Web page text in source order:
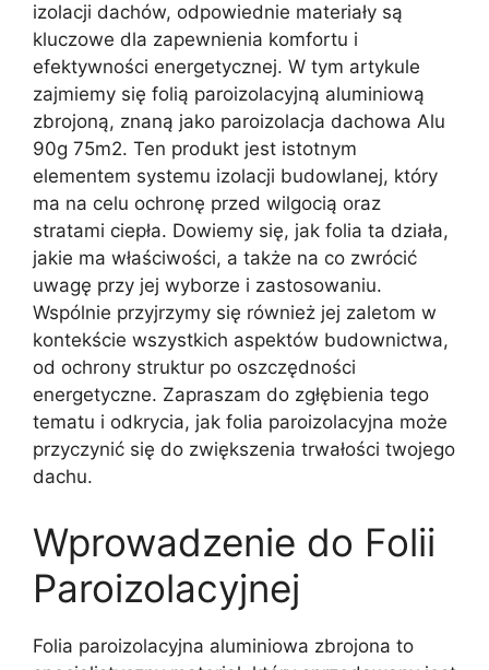
izolacji dachów, odpowiednie materiały są
kluczowe dla zapewnienia komfortu i
efektywności energetycznej. W tym artykule
zajmiemy się folią paroizolacyjną aluminiową
zbrojoną, znaną jako paroizolacja dachowa Alu
90g 75m2. Ten produkt jest istotnym
elementem systemu izolacji budowlanej, który
ma na celu ochronę przed wilgocią oraz
stratami ciepła. Dowiemy się, jak folia ta działa,
jakie ma właściwości, a także na co zwrócić
uwagę przy jej wyborze i zastosowaniu.
Wspólnie przyjrzymy się również jej zaletom w
kontekście wszystkich aspektów budownictwa,
od ochrony struktur po oszczędności
energetyczne. Zapraszam do zgłębienia tego
tematu i odkrycia, jak folia paroizolacyjna może
przyczynić się do zwiększenia trwałości twojego
dachu.
Wprowadzenie do Folii
Paroizolacyjnej
Folia paroizolacyjna aluminiowa zbrojona to